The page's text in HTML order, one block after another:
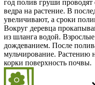
год полив груши
ведра на растение. В
увеличивают, а сроки
Вокруг деревца
из шланга водой.
дождеванием. После
мульчирование. Растению
корки поверхность почвы.